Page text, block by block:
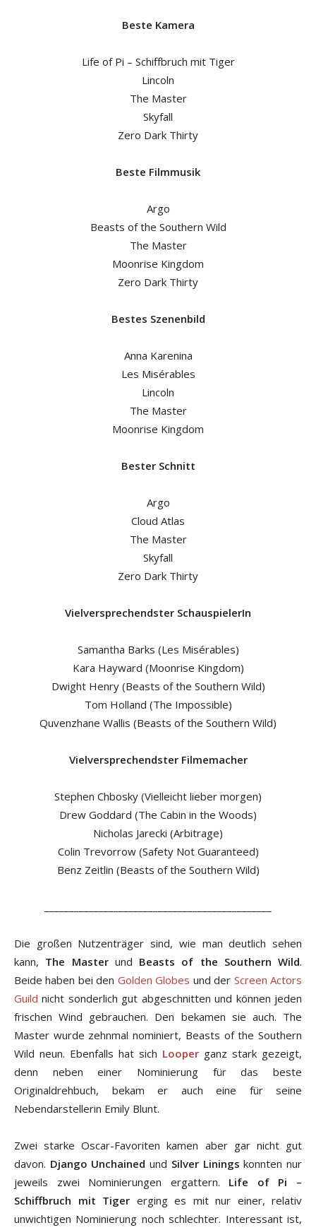
Beste Kamera
Life of Pi – Schiffbruch mit Tiger
Lincoln
The Master
Skyfall
Zero Dark Thirty
Beste Filmmusik
Argo
Beasts of the Southern Wild
The Master
Moonrise Kingdom
Zero Dark Thirty
Bestes Szenenbild
Anna Karenina
Les Misérables
Lincoln
The Master
Moonrise Kingdom
Bester Schnitt
Argo
Cloud Atlas
The Master
Skyfall
Zero Dark Thirty
Vielversprechendster SchauspielerIn
Samantha Barks (Les Misérables)
Kara Hayward (Moonrise Kingdom)
Dwight Henry (Beasts of the Southern Wild)
Tom Holland (The Impossible)
Quvenzhane Wallis (Beasts of the Southern Wild)
Vielversprechendster Filmemacher
Stephen Chbosky (Vielleicht lieber morgen)
Drew Goddard (The Cabin in the Woods)
Nicholas Jarecki (Arbitrage)
Colin Trevorrow (Safety Not Guaranteed)
Benz Zeitlin (Beasts of the Southern Wild)
Die großen Nutzenträger sind, wie man deutlich sehen
kann, The Masterund Beasts of the Southern Wild.
Beide haben bei den Golden Globes und der Screen Actors
Guild nicht sonderlich gut abgeschnitten und können jeden
frischen Wind gebrauchen. Den bekamen sie auch. The
Master wurde zehnmal nominiert, Beasts of the Southern
Wild neun. Ebenfalls hat sich Looper ganz stark gezeigt,
denn neben einer Nominierung für das beste
Originaldrehbuch, bekam er auch eine für seine
Nebendarstellerin Emily Blunt.
Zwei starke Oscar-Favoriten kamen aber gar nicht gut
davon. Django Unchained und Silver Linings konnten nur
jeweils zwei Nominierungen ergattern. Life of Pi –
Schiffbruch mit Tiger erging es mit nur einer, relativ
unwichtigen Nominierung noch schlechter. Interessant ist,